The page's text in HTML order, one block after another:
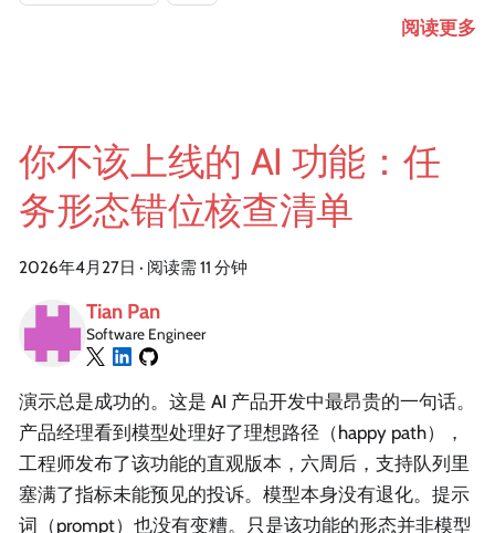
阅读更多
你不该上线的 AI 功能：任
务形态错位核查清单
2026年4月27日 · 阅读需 11 分钟
Tian Pan
Software Engineer
演示总是成功的。这是 AI 产品开发中最昂贵的一句话。
产品经理看到模型处理好了理想路径（happy path），
工程师发布了该功能的直观版本，六周后，支持队列里
塞满了指标未能预见的投诉。模型本身没有退化。提示
词（prompt）也没有变糟。只是该功能的形态并非模型